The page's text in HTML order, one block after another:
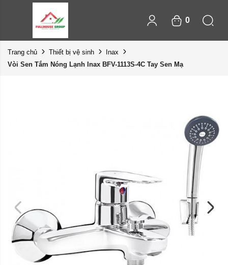
0
Trang chủ Thiết bị vệ sinh
Inax
Vòi Sen Tắm Nóng Lạnh Inax BFV-1113S-4C Tay Sen Mạ